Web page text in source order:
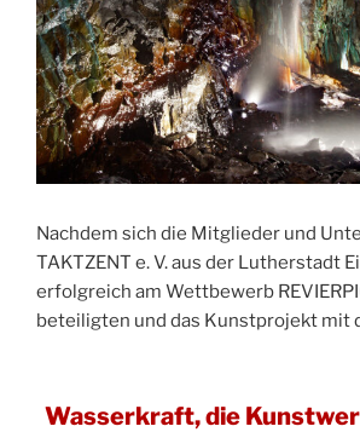
Nachdem sich die Mitglieder und
TAKTZENT e. V. aus der Lutherstadt
erfolgreich am Wettbewerb
beteiligten und das Kunstprojekt mit
Wasserkraft, die